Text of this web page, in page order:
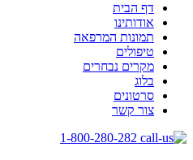
דף הבית
אודותינו
תמונות המרפאה
טיפולים
מקרים נבחרים
בלוג
סרטונים
צור קשר
1-800-280-282